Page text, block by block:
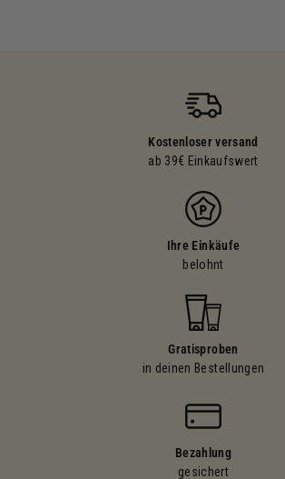
Kostenloser versand
ab 39€ Einkaufswert
Ihre Einkäufe
belohnt
Gratisproben
in deinen Bestellungen
Bezahlung
gesichert